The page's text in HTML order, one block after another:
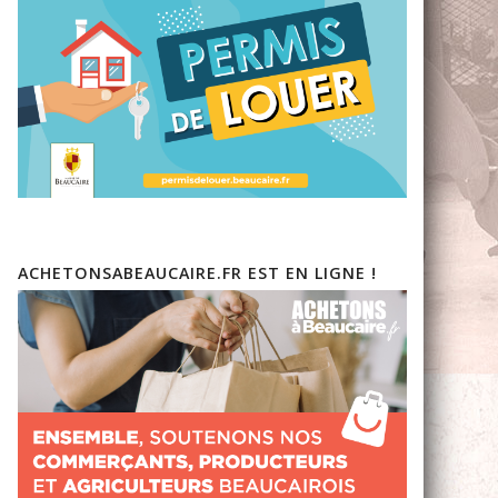
ACHETONSABEAUCAIRE.FR EST EN LIGNE !